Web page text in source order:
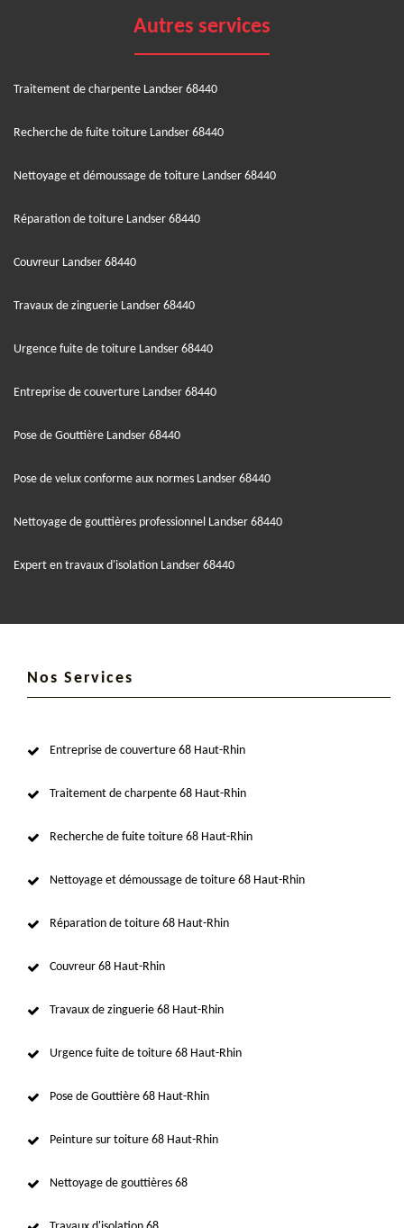
Autres services
Traitement de charpente Landser 68440
Recherche de fuite toiture Landser 68440
Nettoyage et démoussage de toiture Landser 68440
Réparation de toiture Landser 68440
Couvreur Landser 68440
Travaux de zinguerie Landser 68440
Urgence fuite de toiture Landser 68440
Entreprise de couverture Landser 68440
Pose de Gouttière Landser 68440
Pose de velux conforme aux normes Landser 68440
Nettoyage de gouttières professionnel Landser 68440
Expert en travaux d'isolation Landser 68440
Nos Services
Entreprise de couverture 68 Haut-Rhin
Traitement de charpente 68 Haut-Rhin
Recherche de fuite toiture 68 Haut-Rhin
Nettoyage et démoussage de toiture 68 Haut-Rhin
Réparation de toiture 68 Haut-Rhin
Couvreur 68 Haut-Rhin
Travaux de zinguerie 68 Haut-Rhin
Urgence fuite de toiture 68 Haut-Rhin
Pose de Gouttière 68 Haut-Rhin
Peinture sur toiture 68 Haut-Rhin
Nettoyage de gouttières 68